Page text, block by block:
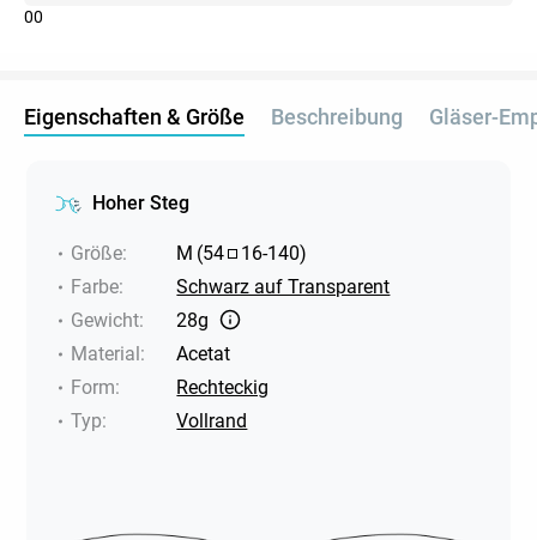
00
Eigenschaften & Größe Beschreibung Gläser-
Hoher Steg
Größe: M (54 16-140)
Farbe:
Schwarz auf Transparent
Gewicht:
28g
Material:
Acetat
Form:
Rechteckig
Typ: Vollrand